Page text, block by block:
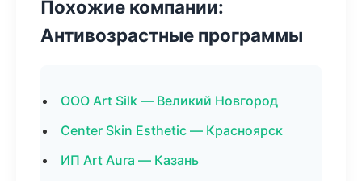
Похожие компании:
Антивозрастные программы
ООО Art Silk — Великий Новгород
Center Skin Esthetic — Красноярск
ИП Art Aura — Казань